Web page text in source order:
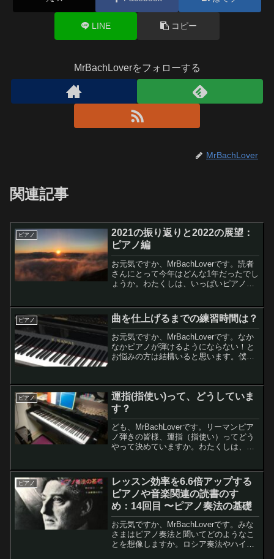
LINE コピー
MrBachLoverをフォローする
MrBachLover
関連記事
ピアノ
2021の振り返りと2022の展望：
ピアノ編
お元気ですか、MrBachLoverです。読者
さんにとって今年はどんな1年だったでし
ょうか。わたくしは、いっぱいピアノ練
年弾きたい曲を整理しようと思いますレ
モンちゃん...
ピアノ 曲を仕上げるまでの練習時間は？
お元気ですか、MrBachLoverです。なか
なかピアノが弾けるようにならない！と
お悩みの方は結構いると思います。僕も
間が必要？の考察をしてみました。僕が
読んでるピア...
ピアノ
運指(指使い)って、どうしていま
す？
ども、MrBachLoverです。リーマンピア
ノ弾きの皆様、運指（指使い）ってどう
やって決めていますか。わたくしは、基
て、今回は運指についてちょっと書いて
みようと思います...
ピアノ
レッスン効率を6.6倍アップする
ピアノや音楽関連の読書のすゝ
め：14回目 〜ピアノ奏法の基礎
お元気ですか、MrBachLoverです。みな
さまはピアノ奏法と聞いてどのようなこ
とを想像しますか。ロシア奏法やハイ・